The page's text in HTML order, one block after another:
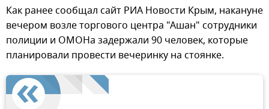
Как ранее сообщал сайт РИА Новости Крым, накануне
вечером возле торгового центра "Ашан" сотрудники
полиции и ОМОНа задержали 90 человек, которые
планировали провести вечеринку на стоянке.